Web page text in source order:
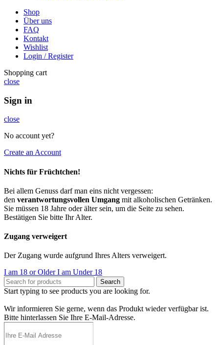
Shop
Über uns
FAQ
Kontakt
Wishlist
Login / Register
Shopping cart
close
Sign in
close
No account yet?
Create an Account
Nichts für Früchtchen!
Bei allem Genuss darf man eins nicht vergessen:
den verantwortungsvollen Umgang mit alkoholischen Getränken.
Sie müssen 18 Jahre oder älter sein, um die Seite zu sehen.
Bestätigen Sie bitte Ihr Alter.
Zugang verweigert
Der Zugang wurde aufgrund Ihres Alters verweigert.
I am 18 or OlderI am Under 18
Search
Start typing to see products you are looking for.
Wir informieren Sie gerne, wenn das Produkt wieder verfügbar ist.
Bitte hinterlassen Sie Ihre E-Mail-Adresse.